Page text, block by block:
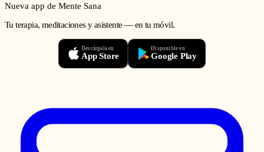
Nueva app de Mente Sana
Tu terapia, meditaciones y asistente — en tu móvil.
Descárgala en
App Store
Disponible en
Google Play